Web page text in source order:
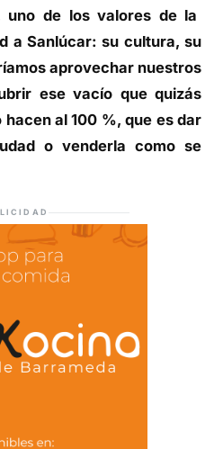
uno de los valores de la
a Sanlúcar: su cultura, su
aprovechar nuestros
ese vacío que quizás
al 100 %, que es dar
o venderla como se